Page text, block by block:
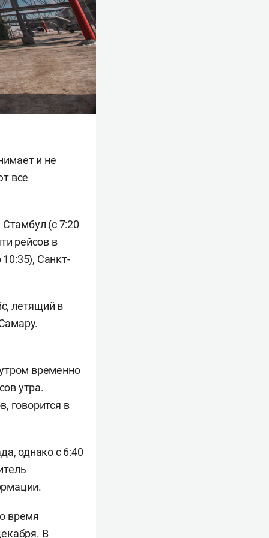
и не
все
(с 7:20
рейсов в
Санкт-
летящий в
временно
утра.
говорится в
однако с 6:40
время
. В